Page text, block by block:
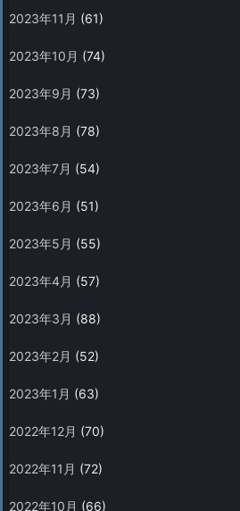
2023年11月 (61)
2023年10月 (74)
2023年9月 (73)
2023年8月 (78)
2023年7月 (54)
2023年6月 (51)
2023年5月 (55)
2023年4月 (57)
2023年3月 (88)
2023年2月 (52)
2023年1月 (63)
2022年12月 (70)
2022年11月 (72)
2022年10月 (66)